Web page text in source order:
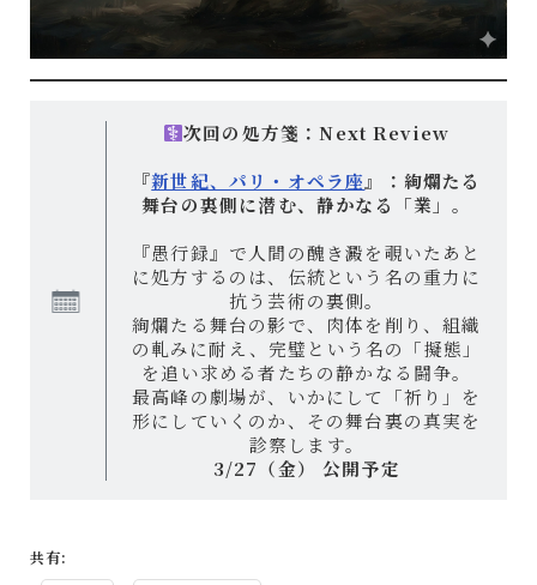
次回の処方箋：Next Review
『新世紀、パリ・オペラ座 』：絢爛たる
舞台の裏側に潜む、静かなる「業」。
『愚行録』で人間の醜き澱を覗いたあと
に処方するのは、伝統という名の重力に
抗う芸術の裏側。
絢爛たる舞台の影で、肉体を削り、組織
の軋みに耐え、完璧という名の「擬態」
を追い求める者たちの静かなる闘争。
最高峰の劇場が、いかにして「祈り」を
形にしていくのか、その舞台裏の真実を
診察します。
3/27（金） 公開予定
共有: